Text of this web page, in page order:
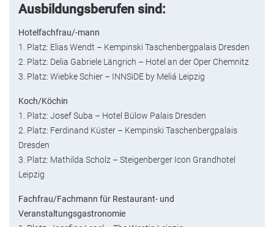
Ausbildungsberufen sind:
Hotelfachfrau/-mann
1. Platz: Elias Wendt – Kempinski Taschenbergpalais Dresden
2. Platz: Delia Gabriele Längrich – Hotel an der Oper Chemnitz
3. Platz: Wiebke Schier – INNSiDE by Meliá Leipzig
Koch/Köchin
1. Platz: Josef Suba – Hotel Bülow Palais Dresden
2. Platz: Ferdinand Küster – Kempinski Taschenbergpalais
Dresden
3. Platz: Mathilda Scholz – Steigenberger Icon Grandhotel
Leipzig
Fachfrau/Fachmann für Restaurant- und
Veranstaltungsgastronomie